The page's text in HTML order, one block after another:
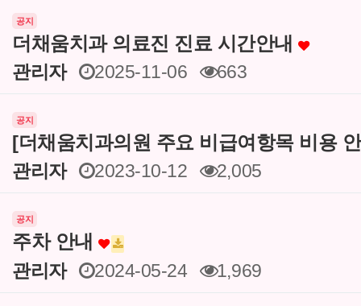
공지
더채움치과 의료진 진료 시간안내
관리자
2025-11-06 663
공지
[더채움치과의원 주요 비급여항목 비용
관리자
2023-10-12 2,005
공지
주차 안내
관리자
2024-05-24 1,969